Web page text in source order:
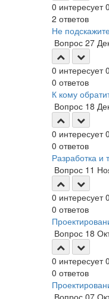
0 интересует 0
2 ответов
Не
Вопрос 27
0 интересует 0
0 ответов
К кому
Вопрос 18
0 интересует 0
0 ответов
Разработка и
Вопрос 11
0 интересует 0
0 ответов
Вопрос 18
0 интересует 0
0 ответов
Вопрос 07